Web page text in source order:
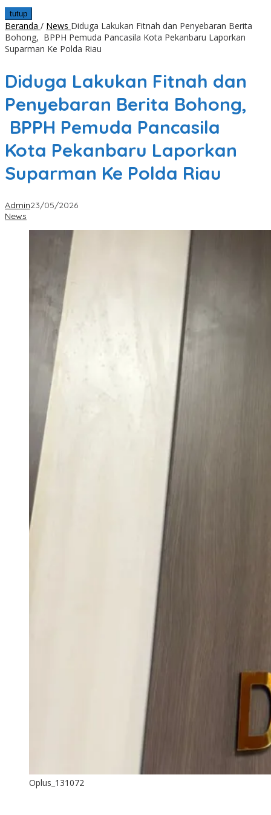
tutup
Beranda / News Diduga Lakukan Fitnah dan Penyebaran Berita
Bohong, BPPH Pemuda Pancasila Kota Pekanbaru Laporkan
Suparman Ke Polda Riau
Diduga Lakukan Fitnah dan
Penyebaran Berita Bohong,
BPPH Pemuda Pancasila
Kota Pekanbaru Laporkan
Suparman Ke Polda Riau
Admin23/05/2026
News
Oplus_131072